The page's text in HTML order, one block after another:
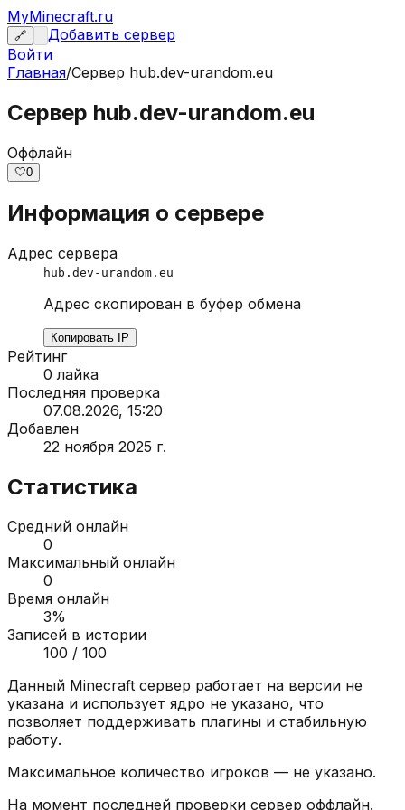
MyMinecraft.ru
🔗
Добавить сервер
Войти
Главная/Сервер hub.dev-urandom.eu
Сервер hub.dev-urandom.eu
Оффлайн
🤍0
Информация о сервере
Адрес сервера
hub.dev-urandom.eu
Адрес скопирован в буфер обмена
Копировать IP
Рейтинг
0 лайка
Последняя проверка
07.08.2026, 15:20
Добавлен
22 ноября 2025 г.
Статистика
Средний онлайн
0
Максимальный онлайн
0
Время онлайн
3%
Записей в истории
100 / 100
Данный Minecraft сервер работает на версии не
указана и использует ядро не указано, что
позволяет поддерживать плагины и стабильную
работу.
Максимальное количество игроков — не указано.
На момент последней проверки сервер оффлайн.